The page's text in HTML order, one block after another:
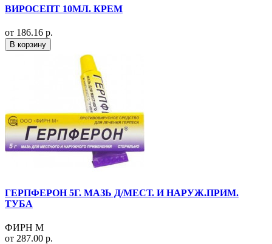
ВИРОСЕПТ 10МЛ. КРЕМ
от 186.16 р.
В корзину
ГЕРПФЕРОН 5Г. МАЗЬ Д/МЕСТ. И НАРУЖ.ПРИМ.
ТУБА
ФИРН М
от 287.00 р.